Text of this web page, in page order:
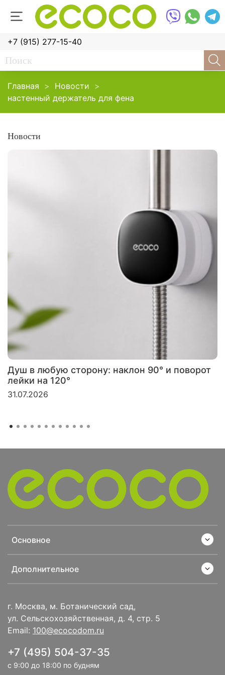
+7 (915) 277-15-40
Главная
Новости
настенный держатель для фена
Новости
Душ в любую сторону: наклон 90° и поворот
лейки на 120°
31.07.2026
г. Москва, м. Ботанический сад,
ул. Сельскохозяйственная, д. 4, стр. 5
Email: 100@ecocodom.ru
+7 (495) 504-37-35
с 9:00 до 18:00 по будням
Основное
Дополнительное